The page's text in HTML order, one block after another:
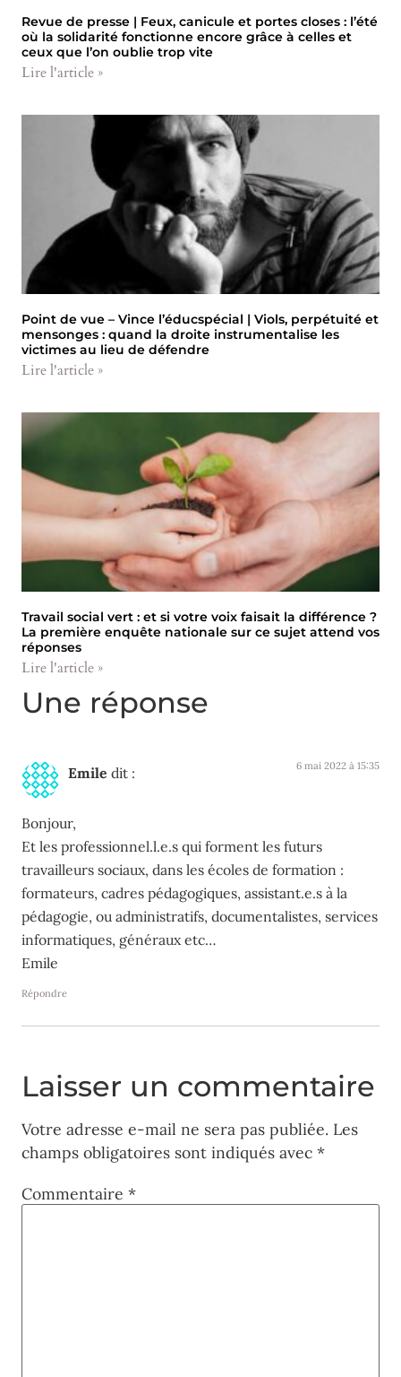
Revue de presse | Feux, canicule et portes closes : l’été
où la solidarité fonctionne encore grâce à celles et
ceux que l’on oublie trop vite
Lire l'article »
Point de vue – Vince l’éducspécial | Viols, perpétuité et
mensonges : quand la droite instrumentalise les
victimes au lieu de défendre
Lire l'article »
Travail social vert : et si votre voix faisait la différence ?
La première enquête nationale sur ce sujet attend vos
réponses
Lire l'article »
Une réponse
Emile dit : 6 mai 2022 à 15:35
Bonjour,
Et les professionnel.l.e.s qui forment les futurs
travailleurs sociaux, dans les écoles de formation :
formateurs, cadres pédagogiques, assistant.e.s à la
pédagogie, ou administratifs, documentalistes, services
informatiques, généraux etc…
Emile
Répondre
Laisser un commentaire
Votre adresse e-mail ne sera pas publiée. Les
champs obligatoires sont indiqués avec *
Commentaire *